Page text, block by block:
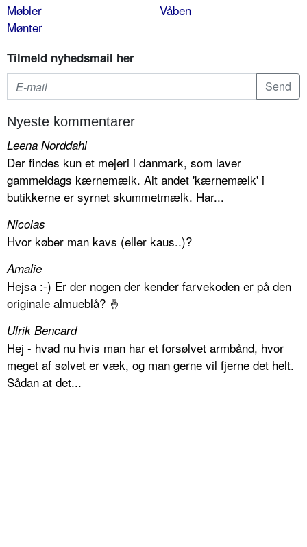
Møbler
Mønter
Våben
Tilmeld nyhedsmail her
Nyeste kommentarer
Leena Norddahl
Der findes kun et mejeri i danmark, som laver
gammeldags kærnemælk. Alt andet 'kærnemælk' i
butikkerne er syrnet skummetmælk. Har...
Nicolas
Hvor køber man kavs (eller kaus..)?
Amalie
Hejsa :-) Er der nogen der kender farvekoden er på den
originale almueblå? 🤞
Ulrik Bencard
Hej - hvad nu hvis man har et forsølvet armbånd, hvor
meget af sølvet er væk, og man gerne vil fjerne det helt.
Sådan at det...